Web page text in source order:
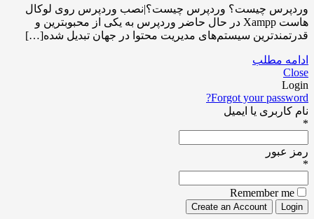
وردپرس چیست؟ وردپرس چیست؟|نصب وردپرس روی لوکال
هاست Xampp در حال حاضر وردپرس به یکی از محبوبترین و
قدرتمندترین سیستم‌های مدیریت محتوا در جهان تبدیل شده[…]
ادامه مطلب
Close
Login
Forgot your password?
نام کاربری یا ایمیل
*
رمز عبور
*
Remember me